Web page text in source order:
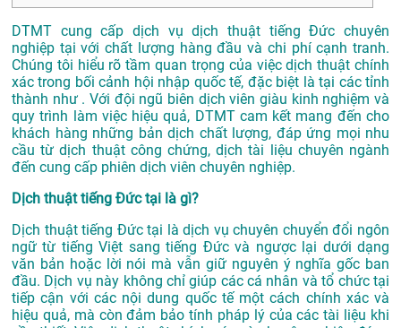
DTMT cung cấp dịch vụ dịch thuật tiếng Đức chuyên
nghiệp tại với chất lượng hàng đầu và chi phí cạnh tranh.
Chúng tôi hiểu rõ tầm quan trọng của việc dịch thuật chính
xác trong bối cảnh hội nhập quốc tế, đặc biệt là tại các tỉnh
thành như . Với đội ngũ biên dịch viên giàu kinh nghiệm và
quy trình làm việc hiệu quả, DTMT cam kết mang đến cho
khách hàng những bản dịch chất lượng, đáp ứng mọi nhu
cầu từ dịch thuật công chứng, dịch tài liệu chuyên ngành
đến cung cấp phiên dịch viên chuyên nghiệp.
Dịch thuật tiếng Đức tại là gì?
Dịch thuật tiếng Đức tại là dịch vụ chuyên chuyển đổi ngôn
ngữ từ tiếng Việt sang tiếng Đức và ngược lại dưới dạng
văn bản hoặc lời nói mà vẫn giữ nguyên ý nghĩa gốc ban
đầu. Dịch vụ này không chỉ giúp các cá nhân và tổ chức tại
tiếp cận với các nội dung quốc tế một cách chính xác và
hiệu quả, mà còn đảm bảo tính pháp lý của các tài liệu khi